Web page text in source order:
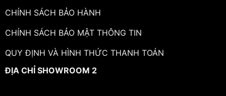
CHÍNH SÁCH BẢO HÀNH
CHÍNH SÁCH BẢO MẬT THÔNG TIN
QUY ĐỊNH VÀ HÌNH THỨC THANH TOÁN
ĐỊA CHỈ SHOWROOM 2